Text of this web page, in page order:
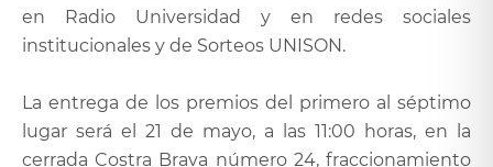
en Radio Universidad y en redes sociales
institucionales y de Sorteos UNISON.
La entrega de los premios del primero al séptimo
lugar será el 21 de mayo, a las 11:00 horas, en la
cerrada Costra Brava número 24, fraccionamiento